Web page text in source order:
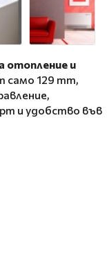
отопление и
само 129 mm,
и удобство във